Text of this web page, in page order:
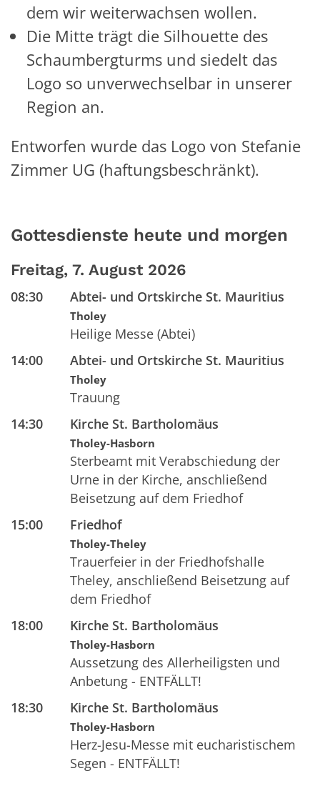
dem wir weiterwachsen wollen.
Die Mitte trägt die Silhouette des
Schaumbergturms und siedelt das
Logo so unverwechselbar in unserer
Region an.
Entworfen wurde das Logo von Stefanie
Zimmer UG (haftungsbeschränkt).
Gottesdienste heute und morgen
Freitag, 7. August 2026
08:30 Abtei- und Ortskirche St. Mauritius
Tholey
Heilige Messe (Abtei)
14:00
Abtei- und Ortskirche St. Mauritius
Tholey
Trauung
14:30
Kirche St. Bartholomäus
Tholey-Hasborn
Sterbeamt mit Verabschiedung der
Urne in der Kirche, anschließend
Beisetzung auf dem Friedhof
15:00
Friedhof
Tholey-Theley
Trauerfeier in der Friedhofshalle
Theley, anschließend Beisetzung auf
dem Friedhof
18:00
Kirche St. Bartholomäus
Tholey-Hasborn
Aussetzung des Allerheiligsten und
Anbetung - ENTFÄLLT!
18:30
Kirche St. Bartholomäus
Tholey-Hasborn
Herz-Jesu-Messe mit eucharistischem
Segen - ENTFÄLLT!